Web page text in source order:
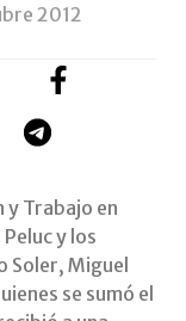
2012
y Trabajo en
y los
Soler, Miguel
se sumó el